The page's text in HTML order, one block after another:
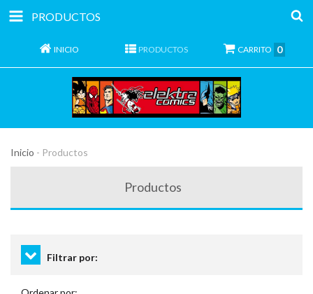
PRODUCTOS
INICIO PRODUCTOS CARRITO 0
Inicio - Productos
Productos
Filtrar por: